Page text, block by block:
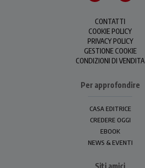
CONTATTI
COOKIE POLICY
PRIVACY POLICY
GESTIONE COOKIE
CONDIZIONI DI VENDITA
Per approfondire
CASA EDITRICE
CREDERE OGGI
EBOOK
NEWS & EVENTI
Siti amici